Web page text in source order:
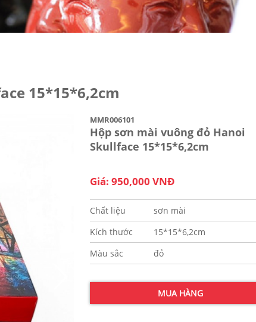
15*15*6,2cm
MMR006101
Hộp sơn mài vuông đỏ Hanoi
Skullface 15*15*6,2cm
Giá: 950,000 VNĐ
Chất liệu
sơn mài
Kích thước
15*15*6,2cm
Màu sắc
đỏ
MUA HÀNG